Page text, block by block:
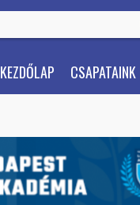
KEZDŐLAP CSAPATAINK